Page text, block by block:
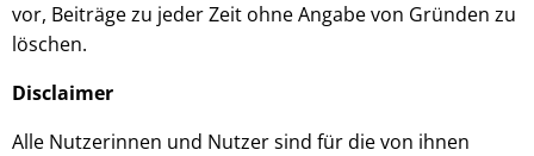
vor, Beiträge zu jeder Zeit ohne Angabe von Gründen zu
löschen.
Disclaimer
Alle Nutzerinnen und Nutzer sind für die von ihnen